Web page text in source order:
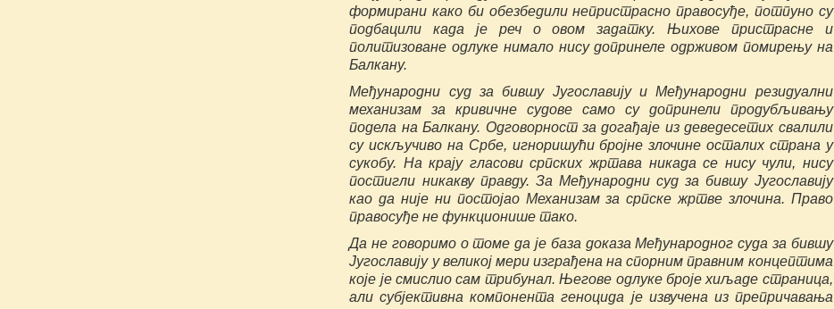
формирани како би обезбедили непристрасно правосуђе, потпуно су
подбацили када је реч о овом задатку. Њихове пристрасне и
политизоване одлуке нимало нису допринеле одрживом помирењу на
Балкану.
Међународни суд за бившу Југославију и Међународни резидуални
механизам за кривичне судове само су допринели продубљивању
подела на Балкану. Одговорност за догађаје из деведесетих свалили
су искључиво на Србе, игноришући бројне злочине осталих страна у
сукобу. На крају гласови српских жртава никада се нису чули, нису
постигли никакву правду. За Међународни суд за бившу Југославију
као да није ни постојао Механизам за српске жртве злочина. Право
правосуђе не функционише тако.
Да не говоримо о томе да је база доказа Међународног суда за бившу
Југославију у великој мери изграђена на спорним правним концептима
које је смислио сам трибунал. Његове одлуке броје хиљаде страница,
али субјективна компонента геноцида је извучена из препричавања